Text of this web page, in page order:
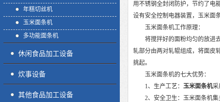
年糕切丝机
玉米面条机
多功能面条机
休闲食品加工设备
炊事设备
其他食品加工设备
用不锈钢全封闭防护，节约了电
设有安全控制电器装置，玉米面
玉米面条机工作原理：
将搅拌好的面粉均匀的放进去
轧部分由两对轧辊组成，将面皮
挑起。
玉米面条机的七大优势：
1、生产工艺： 玉米面条机采
2、安全卫生：玉米面条机集